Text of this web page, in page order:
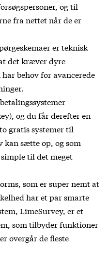
og til
fra nettet når de er
er teknisk
det kræver dyre
behov for avancerede
og du får derefter en
gratis systemer til
kan sætte op, og som
til det meget
som er super nemt at
har et par smarte
LimeSurvey, er et
som tilbyder funktioner
overgår de fleste